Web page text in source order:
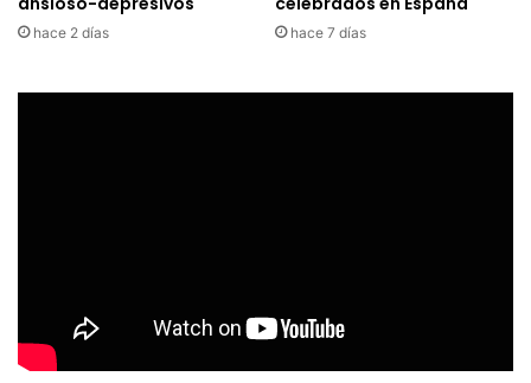
hace 2 días hace 7 días